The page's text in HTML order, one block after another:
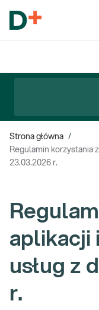
Strona główna /
Regulamin korzystania
23.03.2026 r.
aplikacji
usług z
r.